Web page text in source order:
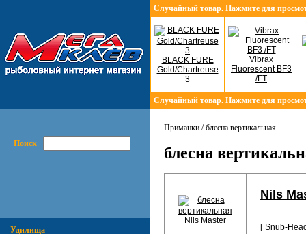
Случайный товар. Нажмите для
BLACK FURE
Gold/Chartreuse
3
Vibrax
Fluorescent BF3
/FT
Случайный товар. Нажмите для
Поиск
Удилища
Приманки / блесна вертикальная
блесна
Nils
[ Snub-